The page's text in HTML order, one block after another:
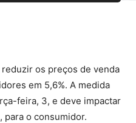
os preços de venda
em 5,6%. A medida
feira, 3, e deve impactar
para o consumidor.